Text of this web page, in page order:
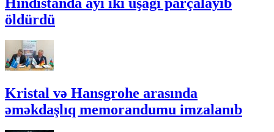
Hindistanda ayı iki uşağı parçalayıb
öldürdü
Kristal və Hansgrohe arasında
əməkdaşlıq memorandumu imzalanıb